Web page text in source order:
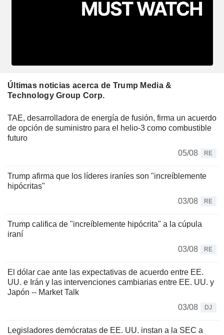
Últimas noticias acerca de Trump Media &
Technology Group Corp.
TAE, desarrolladora de energía de fusión, firma un acuerdo
de opción de suministro para el helio-3 como combustible
futuro
05/08
RE
Trump afirma que los líderes iraníes son "increíblemente
hipócritas"
03/08
RE
Trump califica de "increíblemente hipócrita" a la cúpula
iraní
03/08
RE
El dólar cae ante las expectativas de acuerdo entre EE.
UU. e Irán y las intervenciones cambiarias entre EE. UU. y
Japón -- Market Talk
03/08
DJ
Legisladores demócratas de EE. UU. instan a la SEC a